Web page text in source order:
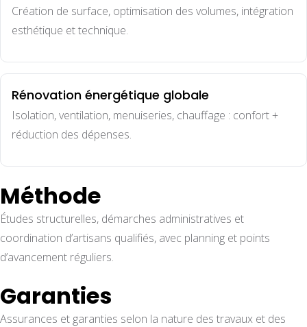
Création de surface, optimisation des volumes, intégration
esthétique et technique.
Rénovation énergétique globale
Isolation, ventilation, menuiseries, chauffage : confort +
réduction des dépenses.
Méthode
Études structurelles, démarches administratives et
coordination d’artisans qualifiés, avec planning et points
d’avancement réguliers.
Garanties
Assurances et garanties selon la nature des travaux et des